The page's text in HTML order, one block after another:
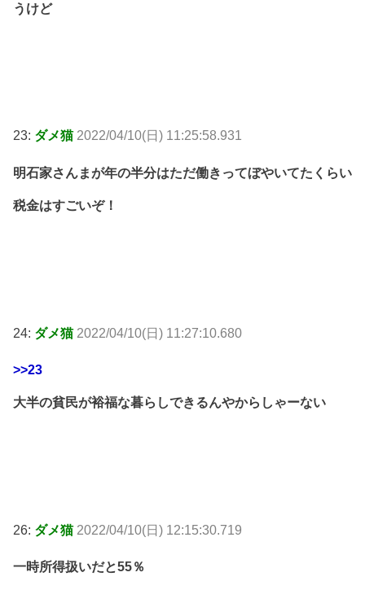
うけど
23: ダメ猫 2022/04/10(日) 11:25:58.931
明石家さんまが年の半分はただ働きってぼやいてたくらい
税金はすごいぞ！
24: ダメ猫 2022/04/10(日) 11:27:10.680
>>23
大半の貧民が裕福な暮らしできるんやからしゃーない
26: ダメ猫 2022/04/10(日) 12:15:30.719
一時所得扱いだと55％